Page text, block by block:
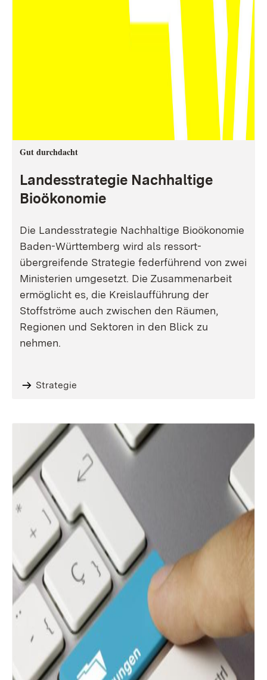
Gut durchdacht
Landesstrategie Nachhaltige
Bioökonomie
Die Landesstrategie Nachhaltige Bioökonomie
Baden-Württemberg wird als ressort-
übergreifende Strategie federführend von zwei
Ministerien umgesetzt. Die Zusammenarbeit
ermöglicht es, die Kreislaufführung der
Stoffströme auch zwischen den Räumen,
Regionen und Sektoren in den Blick zu
nehmen.
Strategie